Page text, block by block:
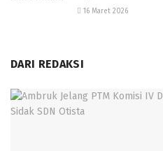
16 Maret 2026
DARI REDAKSI